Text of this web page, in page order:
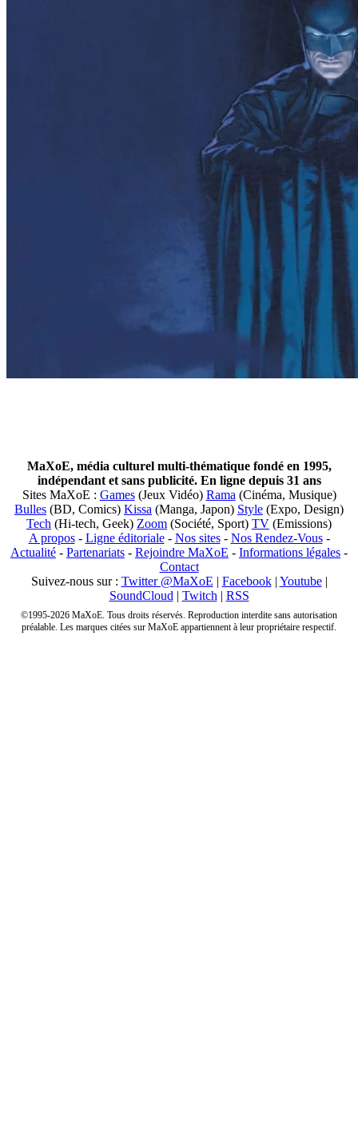
MaXoE, média culturel multi-thématique fondé en 1995,
indépendant et sans publicité. En ligne depuis 31 ans
Sites MaXoE : Games(Jeux Vidéo) Rama (Cinéma, Musique)
Bulles (BD, Comics) Kissa (Manga, Japon) Style (Expo, Design)
Tech (Hi-tech, Geek) Zoom (Société, Sport) TV (Emissions)
A propos- Ligne éditoriale- Nos sites- Nos Rendez-Vous-
Actualité - Partenariats - Rejoindre MaXoE - Informations légales -
Contact
Suivez-nous sur : Twitter @MaXoE | Facebook| Youtube|
SoundCloud | Twitch | RSS
©1995-2026 MaXoE. Tous droits réservés. Reproduction interdite sans autorisation
préalable. Les marques citées sur MaXoE appartiennent à leur propriétaire respectif.